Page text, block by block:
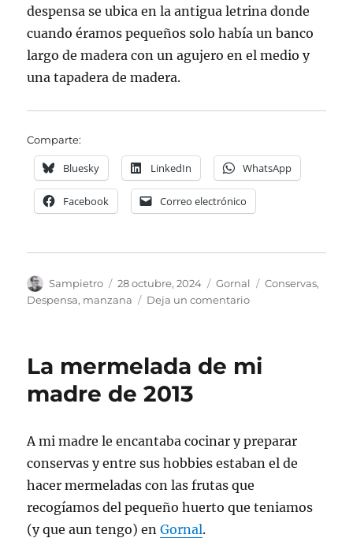
despensa se ubica en la antigua letrina donde
cuando éramos pequeños solo había un banco
largo de madera con un agujero en el medio y
una tapadera de madera.
Comparte:
Bluesky LinkedIn WhatsApp
Facebook Correo electrónico
Autor
Sampietro
Publicado
el
28 octubre, 2024 Categorías
Gornal Etiquetas
Conservas,
Despensa, manzana Deja un comentarioen
Gornal
La mermelada de mi
madre de 2013
A mi madre le encantaba cocinar y preparar
conservas y entre sus hobbies estaban el de
hacer mermeladas con las frutas que
recogíamos del pequeño huerto que teniamos
(y que aun tengo) enGornal.